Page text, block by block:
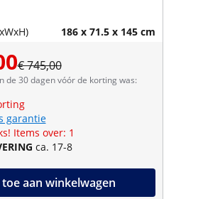
186 x 71.5 x 145 cm
€ 745,00
de 30 dagen vóór de korting was:
garantie
Items over: 1
ca. 17-8
toe aan winkelwagen